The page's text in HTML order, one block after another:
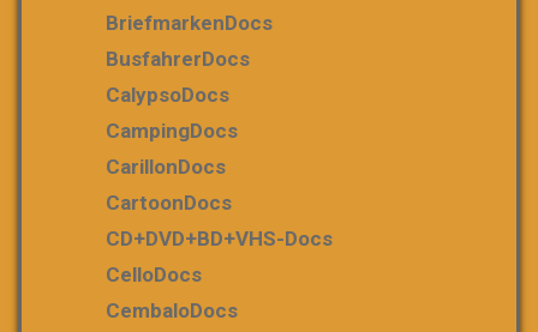
BriefmarkenDocs
BusfahrerDocs
CalypsoDocs
CampingDocs
CarillonDocs
CartoonDocs
CD+DVD+BD+VHS-Docs
CelloDocs
CembaloDocs